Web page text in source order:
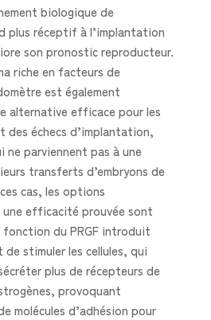
biologique de
plus réceptif à l’implantation
son pronostic reproducteur.
riche en facteurs de
est également
alternative efficace pour les
échecs d’implantation,
ne parviennent pas à une
transferts d’embryons de
cas, les options
efficacité prouvée sont
fonction du PRGF introduit
de stimuler les cellules, qui
plus de récepteurs de
provoquant
molécules d’adhésion pour